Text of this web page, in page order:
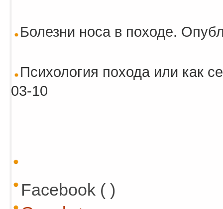
Болезни носа в походе.
Психология похода или как
03-10
Facebook ( )